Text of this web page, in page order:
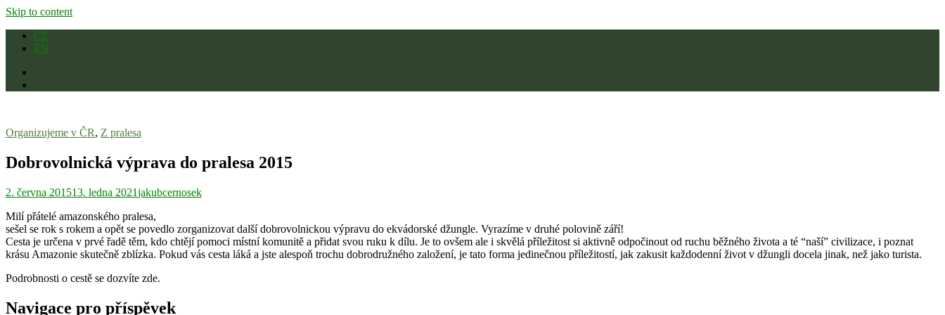
Skip to content
CZ
EN
Organizujeme v ČR, Z pralesa
Dobrovolnická výprava do pralesa 2015
2. června 201513. ledna 2021jakubcernosek
Milí přátelé amazonského pralesa,
sešel se rok s rokem a opět se povedlo zorganizovat další dobrovolnickou výpravu do ekvádorské džungle. Vyrazíme v druhé polovině září!
Cesta je určena v prvé řadě těm, kdo chtějí pomoci místní komunitě a přidat svou ruku k dílu. Je to ovšem ale i skvělá příležitost si aktivně odpočinout od ruchu běžného života a té “naší” civilizace, i poznat
krásu Amazonie skutečně zblízka. Pokud vás cesta láká a jste alespoň trochu dobrodružného založení, je tato forma jedinečnou příležitostí, jak zakusit každodenní život v džungli docela jinak, než jako turista.
Podrobnosti o cestě se dozvíte zde.
Navigace pro příspěvek